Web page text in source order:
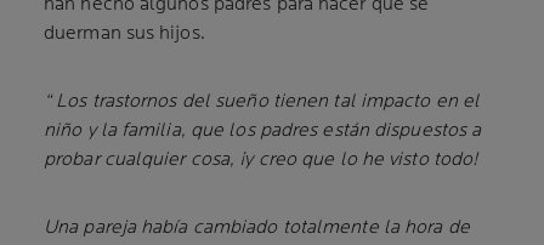
duerman sus hijos.
“ Los trastornos del sueño tienen tal impacto en el
niño y la familia, que los padres están dispuestos a
probar cualquier cosa, ¡y creo que lo he visto todo!
Una pareja había cambiado totalmente la hora de